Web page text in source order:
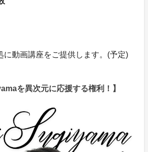
に動画講座をご提供します。(予定)
を異次元に応援する権利！】